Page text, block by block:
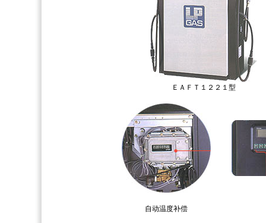
ＥＡＦＴ１２２１型
自动温度补偿